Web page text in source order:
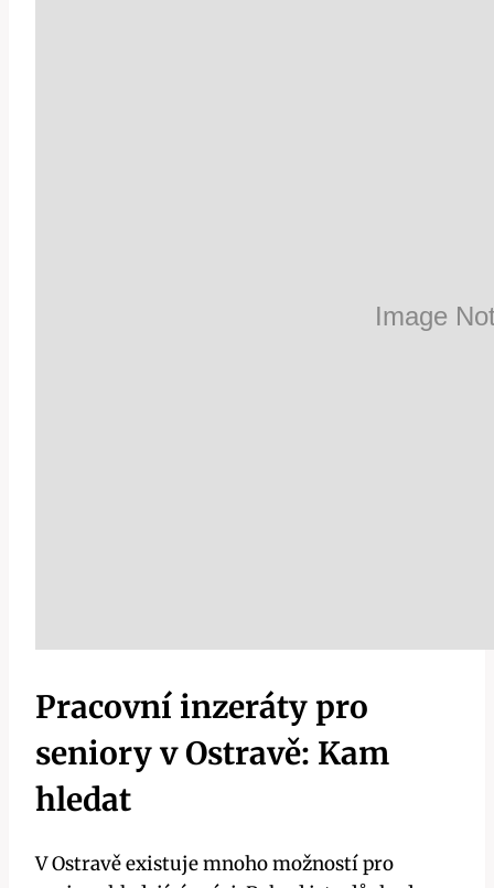
Pracovní inzeráty pro
seniory v Ostravě: Kam
hledat
V Ostravě existuje mnoho možností pro